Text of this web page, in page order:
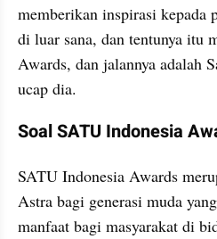
memberikan inspirasi kepada
di luar sana, dan tentunya itu
Awards, dan jalannya adalah
ucap dia.
Soal SATU Indonesia
SATU Indonesia Awards
Astra bagi generasi muda
manfaat bagi masyarakat di